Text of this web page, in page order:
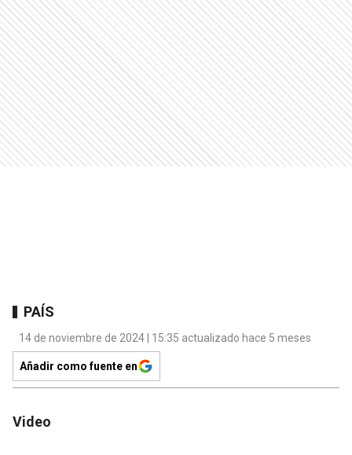
PAÍS
14 de noviembre de 2024 | 15:35 actualizado hace 5 meses
Añadir como fuente en
Video